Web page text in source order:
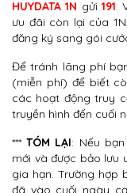
HUYDATA 1N gửi 191.
ưu đãi còn lại của
đăng ký sang gói
Để tránh lãng phí
(miễn phí) để biết
các hoạt động truy
truyền hình đến cuối
*** TÓM LẠI: Nếu
mới và được bảo lưu
gia hạn. Trường hợp
đã vào cuối ngày